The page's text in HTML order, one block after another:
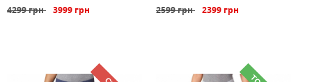
4299 грн 3999 грн 2599 грн 2399 грн